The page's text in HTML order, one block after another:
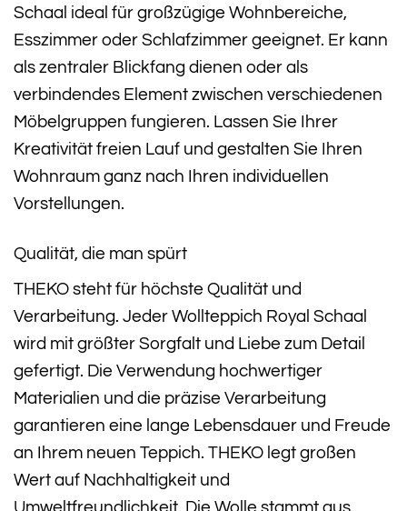
Schaal ideal für großzügige Wohnbereiche,
Esszimmer oder Schlafzimmer geeignet. Er kann
als zentraler Blickfang dienen oder als
verbindendes Element zwischen verschiedenen
Möbelgruppen fungieren. Lassen Sie Ihrer
Kreativität freien Lauf und gestalten Sie Ihren
Wohnraum ganz nach Ihren individuellen
Vorstellungen.
Qualität, die man spürt
THEKO steht für höchste Qualität und
Verarbeitung. Jeder Wollteppich Royal Schaal
wird mit größter Sorgfalt und Liebe zum Detail
gefertigt. Die Verwendung hochwertiger
Materialien und die präzise Verarbeitung
garantieren eine lange Lebensdauer und Freude
an Ihrem neuen Teppich. THEKO legt großen
Wert auf Nachhaltigkeit und